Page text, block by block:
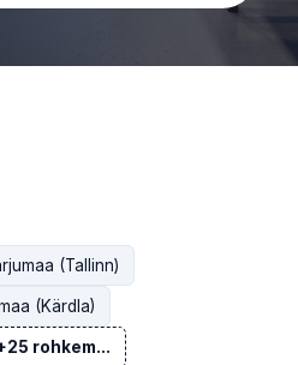
(Tallinn)
(Kärdla)
rohkem...